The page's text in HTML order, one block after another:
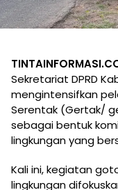
Sekretariat DPRD
mengintensifkan
Serentak (Gertak/
sebagai bentuk
lingkungan yang
Kali ini, kegiatan
lingkungan